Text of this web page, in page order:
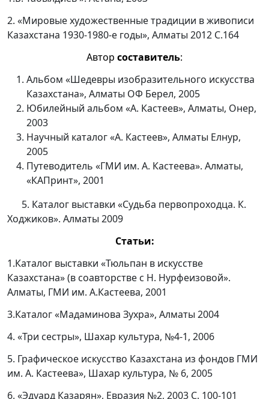
2. «Мировые художественные традиции в живописи
Казахстана 1930-1980-е годы», Алматы 2012 С.164
Автор составитель:
Альбом «Шедевры изобразительного искусства
Казахстана», Алматы ОФ Берел, 2005
Юбилейный альбом «А. Кастеев», Алматы, Онер,
2003
Научный каталог «А. Кастеев», Алматы Елнур,
2005
Путеводитель «ГМИ им. А. Кастеева». Алматы,
«КАПринт», 2001
5. Каталог выставки «Судьба первопроходца. К.
Ходжиков». Алматы 2009
Статьи:
1.Каталог выставки «Тюльпан в искусстве
Казахстана» (в соавторстве с Н. Нурфеизовой».
Алматы, ГМИ им. А.Кастеева, 2001
3.Каталог «Мадаминова Зухра», Алматы 2004
4. «Три сестры», Шахар культура, №4-1, 2006
5. Графическое искусство Казахстана из фондов ГМИ
им. А. Кастеева», Шахар культура, № 6, 2005
6. «Эдуард Казарян», Евразия №2, 2003 C. 100-101